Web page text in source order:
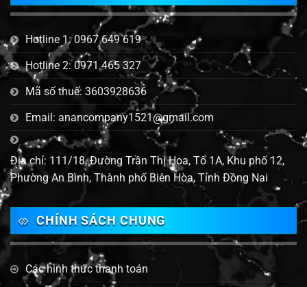
Hotline 1: 0967 649 619
Hotline 2: 0971 465 327
Mã số thuế: 3603928636
Email: anancompany1521@gmail.com
Địa chỉ: 111/18, Đường Trần Thị Hoa, Tổ 1A, Khu phố 12,
Phường An Bình, Thành phố Biên Hòa, Tỉnh Đồng Nai
CHÍNH SÁCH CHUNG
Các hình thức thanh toán